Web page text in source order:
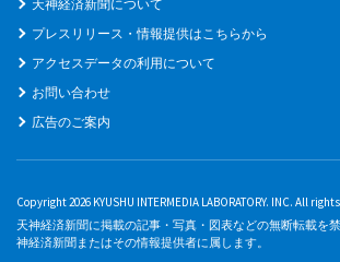
天神経済新聞について
プレスリリース・情報提供はこちらから
アクセスデータの利用について
お問い合わせ
広告のご案内
Copyright 2026 KYUSHU INTERMEDIA LABORATORY. INC. All
天神経済新聞に掲載の記事・写真・図表などの無断転載を
神経済新聞またはその情報提供者に属します。